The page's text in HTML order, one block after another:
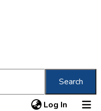
Search
Log In (current)